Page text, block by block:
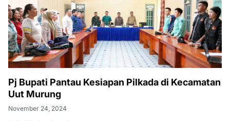
Pj Bupati Pantau Kesiapan Pilkada di Kecamatan
Uut Murung
November 24, 2024